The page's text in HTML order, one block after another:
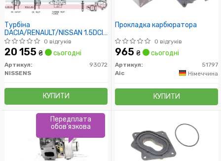
Турбіна
DACIA/RENAULT/NISSAN 1.5DCI
K9K (вир-во Nissens)
0 відгуків
20 155 ₴ сьогодні
Артикул:
93072
NISSENS
КУПИТИ
Прокладка карбюратора
0 відгуків
965 ₴ сьогодні
Артикул:
51797
Aic
Німеччина
КУПИТИ
Передплата
обов'язкова